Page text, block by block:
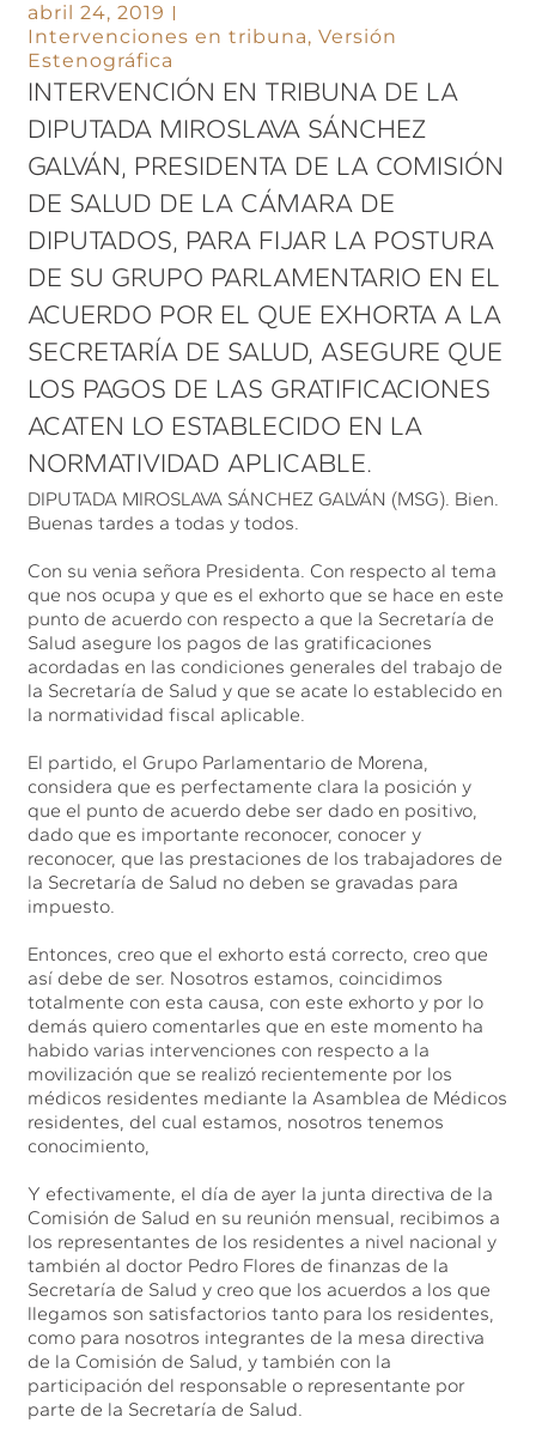
abril 24, 2019
Intervenciones en tribuna,Versión
Estenográfica
INTERVENCIÓN EN TRIBUNA DE LA
DIPUTADA MIROSLAVA SÁNCHEZ
GALVÁN, PRESIDENTA DE LA COMISIÓN
DE SALUD DE LA CÁMARA DE
DIPUTADOS, PARA FIJAR LA POSTURA
DE SU GRUPO PARLAMENTARIO EN EL
ACUERDO POR EL QUE EXHORTA A LA
SECRETARÍA DE SALUD, ASEGURE QUE
LOS PAGOS DE LAS GRATIFICACIONES
ACATEN LO ESTABLECIDO EN LA
NORMATIVIDAD APLICABLE.
DIPUTADA MIROSLAVA SÁNCHEZ GALVÁN (MSG). Bien.
Buenas tardes a todas y todos.
Con su venia señora Presidenta. Con respecto al tema
que nos ocupa y que es el exhorto que se hace en este
punto de acuerdo con respecto a que la Secretaría de
Salud asegure los pagos de las gratificaciones
acordadas en las condiciones generales del trabajo de
la Secretaría de Salud y que se acate lo establecido en
la normatividad fiscal aplicable.
El partido, el Grupo Parlamentario de Morena,
considera que es perfectamente clara la posición y
que el punto de acuerdo debe ser dado en positivo,
dado que es importante reconocer, conocer y
reconocer, que las prestaciones de los trabajadores de
la Secretaría de Salud no deben se gravadas para
impuesto.
Entonces, creo que el exhorto está correcto, creo que
así debe de ser. Nosotros estamos, coincidimos
totalmente con esta causa, con este exhorto y por lo
demás quiero comentarles que en este momento ha
habido varias intervenciones con respecto a la
movilización que se realizó recientemente por los
médicos residentes mediante la Asamblea de Médicos
residentes, del cual estamos, nosotros tenemos
conocimiento,
Y efectivamente, el día de ayer la junta directiva de la
Comisión de Salud en su reunión mensual, recibimos a
los representantes de los residentes a nivel nacional y
también al doctor Pedro Flores de finanzas de la
Secretaría de Salud y creo que los acuerdos a los que
llegamos son satisfactorios tanto para los residentes,
como para nosotros integrantes de la mesa directiva
de la Comisión de Salud, y también con la
participación del responsable o representante por
parte de la Secretaría de Salud.